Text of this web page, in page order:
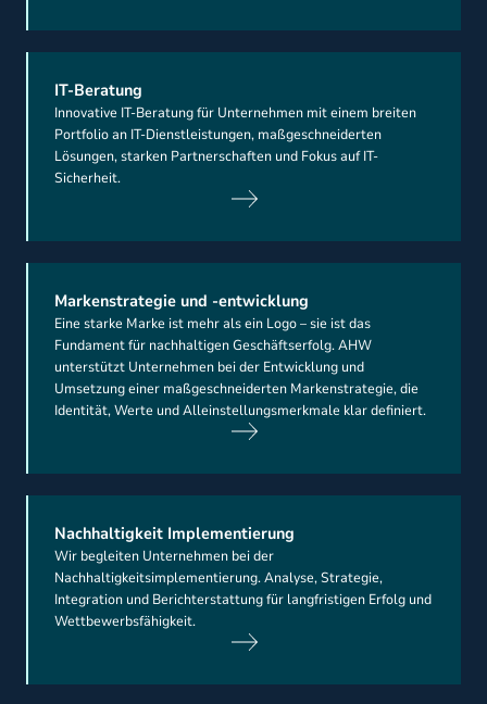
IT-Beratung
Innovative IT-Beratung für Unternehmen mit einem breiten
Portfolio an IT-Dienstleistungen, maßgeschneiderten
Lösungen, starken Partnerschaften und Fokus auf IT-
Sicherheit.
Markenstrategie und -entwicklung
Eine starke Marke ist mehr als ein Logo – sie ist das
Fundament für nachhaltigen Geschäftserfolg. AHW
unterstützt Unternehmen bei der Entwicklung und
Umsetzung einer maßgeschneiderten Markenstrategie, die
Identität, Werte und Alleinstellungsmerkmale klar definiert.
Nachhaltigkeit Implementierung
Wir begleiten Unternehmen bei der
Nachhaltigkeitsimplementierung. Analyse, Strategie,
Integration und Berichterstattung für langfristigen Erfolg und
Wettbewerbsfähigkeit.